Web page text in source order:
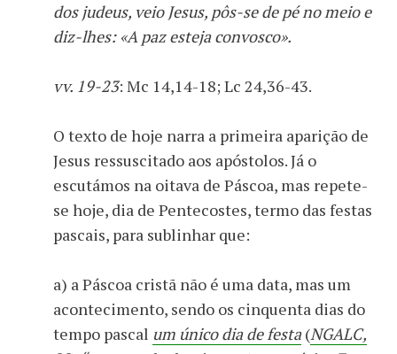
dos judeus, veio Jesus, pôs-se de pé no meio e
diz-lhes: «A paz esteja convosco».
vv. 19-23: Mc 14,14-18; Lc 24,36-43.
O texto de hoje narra a primeira aparição de
Jesus ressuscitado aos apóstolos. Já o
escutámos na oitava de Páscoa, mas repete-
se hoje, dia de Pentecostes, termo das festas
pascais, para sublinhar que:
a) a Páscoa cristã não é uma data, mas um
acontecimento, sendo os cinquenta dias do
tempo pascal um único dia de festa(NGALC,